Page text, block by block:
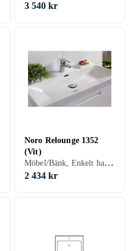
3 540 kr
Noro Relounge 1352
(Vit)
Möbel/Bänk, Enkelt handfat, 1000 mm, Vit
2 434 kr